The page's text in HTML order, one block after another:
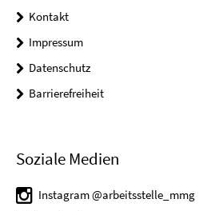
Kontakt
Impressum
Datenschutz
Barrierefreiheit
Soziale Medien
Instagram @arbeitsstelle_mmg